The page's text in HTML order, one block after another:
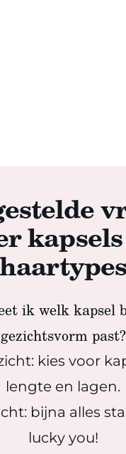
haartypes
ik welk kapsel
gezichtsvorm past?
kies voor
lengte en lagen.
bijna alles
lucky you!